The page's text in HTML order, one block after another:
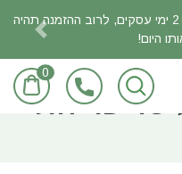
תל אביביים! אנחנו מתחייבים למקסימום 2 ימי עסקים, לרוב ההזמנה תהיה
היום!
0
כביסה 4 ליטר פריחת